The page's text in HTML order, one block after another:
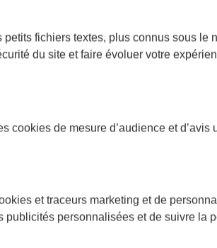
fichiers textes, plus connus sous le
du site et faire évoluer votre
cookies de mesure d’audience et
et traceurs marketing et de
publicités personnalisées et de suivre la